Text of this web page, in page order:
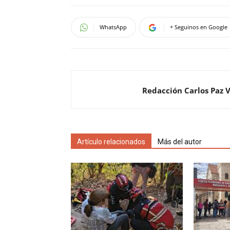
WhatsApp + Seguinos en Google
Redacción Carlos Paz
Artículo relacionados Más del autor